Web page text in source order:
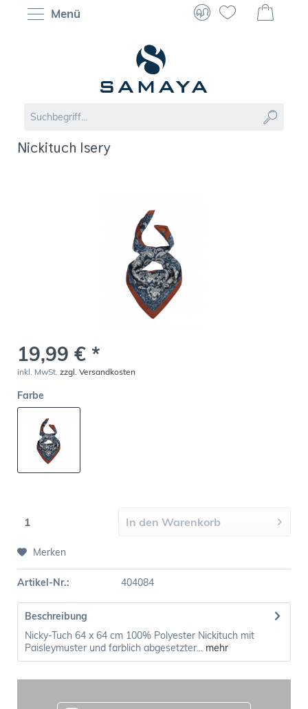
Menü
Nickituch Isery
19,99 € *
inkl. MwSt. zzgl. Versandkosten
Farbe
In den Warenkorb
Merken
Artikel-Nr.: 404084
Beschreibung
Nicky-Tuch 64 x 64 cm 100% Polyester Nickituch mit
Paisleymuster und farblich abgesetzter... mehr